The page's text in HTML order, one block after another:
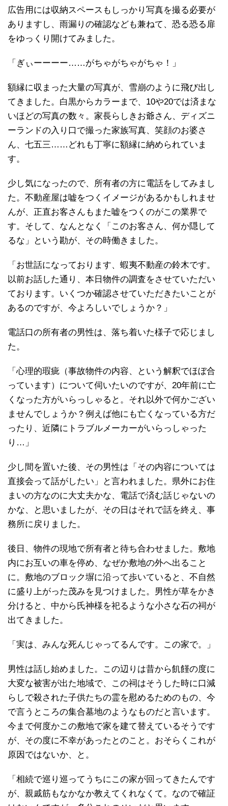
広告用には収納スペースもしっかり写真を撮る必要が
ありますし、雨漏りの確認なども兼ねて、恐る恐る扉
をゆっくり開けてみました。
「ぎぃーーーー……がちゃがちゃがちゃ！」
額縁に収まった大量の写真が、雪崩のように飛び出し
てきました。白黒からカラーまで、10や20では済まな
いほどの写真の数々。家長らしきお爺さん、ディズニ
ーランドの入り口で撮った家族写真、笑顔のお婆さ
ん、七五三……どれも丁寧に額縁に納められていま
す。
少し気になったので、所有者の方に電話をしてみまし
た。不動産屋は嘘をつくイメージがあるかもしれませ
んが、正直お客さんもまた嘘をつくのがこの業界で
す。そして、なんとなく「このお客さん、何か隠して
るな」という勘が、その時働きました。
「お世話になっております、蝦夷不動産の鈴木です。
以前お話した通り、本日物件の調査をさせていただい
ております。いくつか確認させていただきたいことが
あるのですが、今よろしいでしょうか？」
電話口の所有者の男性は、落ち着いた様子で応じまし
た。
「心理的瑕疵（事故物件の内容、という解釈でほぼ合
っています）について伺いたいのですが、20年前に亡
くなった方がいらっしゃると。それ以外で何かござい
ませんでしょうか？例えば他にも亡くなっている方だ
ったり、近隣にトラブルメーカーがいらっしゃった
り…」
少し間を置いた後、その男性は「その内容については
直接会って話がしたい」と言われました。県外にお住
まいの方なのに大丈夫かな、電話で済む話じゃないの
かな、と思いましたが、その日はそれで話を終え、事
務所に戻りました。
後日、物件の現地で所有者と待ち合わせました。敷地
内にお互いの車を停め、なぜか敷地の外へ出ること
に。敷地のブロック塀に沿って歩いていると、不自然
に盛り上がった茂みを見つけました。男性が草をかき
分けると、中から氏神様を祀るような小さな石の祠が
出てきました。
「実は、みんな死んじゃってるんです。この家で。」
男性は話し始めました。この辺りは昔から飢饉の度に
大変な被害が出た地域で、この祠はそうした時に口減
らしで殺された子供たちの霊を慰めるためのもの、今
で言うところの集合墓地のようなものだと言います。
今まで何度かこの敷地で家を建て替えているそうです
が、その度に不幸があったとのこと。おそらくこれが
原因ではないか、と。
「相続で巡り巡ってうちにこの家が回ってきたんです
が、親戚筋もなかなか教えてくれなくて。なので確証